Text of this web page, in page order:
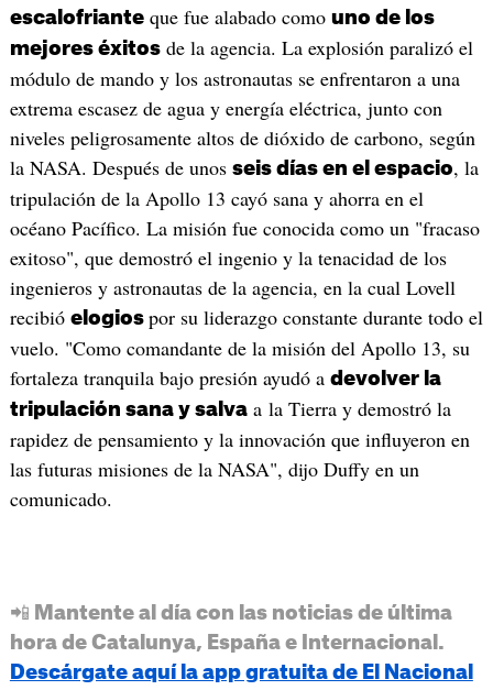
escalofrianteque fue alabado como uno de los
mejores éxitosde la agencia. La explosión paralizó el
módulo de mando y los astronautas se enfrentaron a una
extrema escasez de agua y energía eléctrica, junto con
niveles peligrosamente altos de dióxido de carbono, según
la NASA. Después de unos seis días en el espacio, la
tripulación de la Apollo 13 cayó sana y ahorra en el
océano Pacífico. La misión fue conocida como un "fracaso
exitoso", que demostró el ingenio y la tenacidad de los
ingenieros y astronautas de la agencia, en la cual Lovell
recibió elogios por su liderazgo constante durante todo el
vuelo. "Como comandante de la misión del Apollo 13, su
fortaleza tranquila bajo presión ayudó a devolver la
tripulación sana y salvaa la Tierra y demostró la
rapidez de pensamiento y la innovación que influyeron en
las futuras misiones de la NASA", dijo Duffy en un
comunicado.
📲 Mantente al día con las noticias de última
hora de Catalunya, España e Internacional.
Descárgate aquí la app gratuita de El Nacional